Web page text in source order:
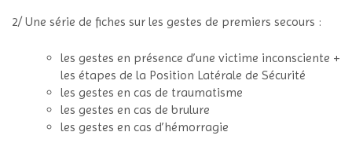
2/ Une série de fiches sur les gestes de premiers secours :
les gestes en présence d’une victime inconsciente +
les étapes de la Position Latérale de Sécurité
les gestes en cas de traumatisme
les gestes en cas de brulure
les gestes en cas d’hémorragie